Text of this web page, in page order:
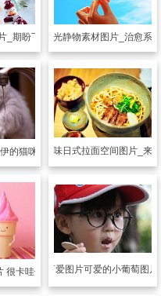
_期盼下雪天的到来
可爱图片 时光静物素材图片_治愈系
的猫咪图片
可爱图片 美味日式拉面空间图片_来
很卡哇伊哦 可爱图片可爱的小葡萄图片